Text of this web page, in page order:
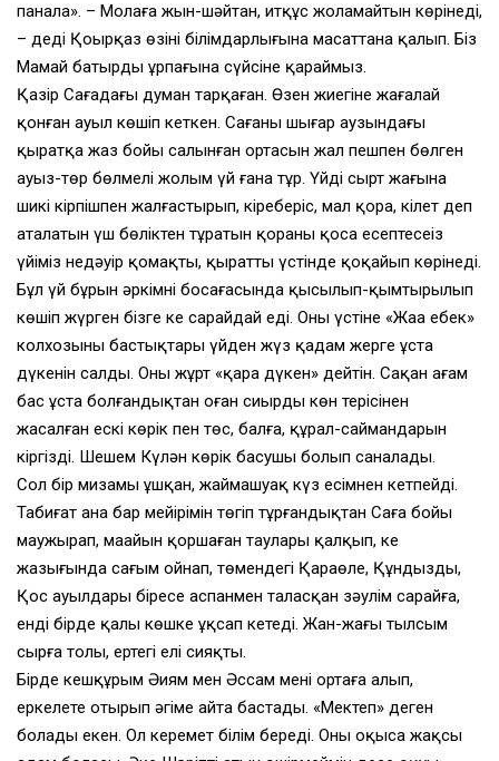
панала». – Молаға жын-шәйтан, итқұс жоламайтын көрінеді,
– деді Қоңырқаз өзінің білімдарлығына масаттана қалып. Біз
Мамай батырдың ұрпағына сүйсіне қараймыз.
Қазір Сағадағы думан тарқаған. Өзен жиегіне жағалай
қонған ауыл көшіп кеткен. Сағаның шығар аузындағы
қыратқа жаз бойы салынған ортасын жал пешпен бөлген
ауыз-төр бөлмелі жолым үй ғана тұр. Үйдің сырт жағына
шикі кірпішпен жалғастырып, кіреберіс, мал қора, кілет деп
аталатын үш бөліктен тұратын қораны қоса есептесеңіз
үйіміз недәуір қомақты, қыраттың үстінде қоқайып көрінеді.
Бұл үй бұрын әркімнің босағасында қысылып-қымтырылып
көшіп жүрген бізге кең сарайдай еді. Оның үстіне «Жаңа еңбек»
колхозының бастықтары үйден жүз қадам жерге ұста
дүкенін салды. Оны жұрт «қара дүкен» дейтін. Сақан ағам
бас ұста болғандықтан оған сиырдың көн терісінен
жасалған ескі көрік пен төс, балға, құрал-саймандарын
кіргізді. Шешем Күлән көрік басушы болып саналады.
Сол бір мизамы ұшқан, жаймашуақ күз есімнен кетпейді.
Табиғат ана бар мейірімін төгіп тұрғандықтан Саға бойы
маужырап, маңайын қоршаған таулары қалқып, кең
жазығында сағым ойнап, төмендегі Қараөлең, Құндызды,
Қос ауылдары біресе аспанмен таласқан зәулім сарайға,
енді бірде қалың көшке ұқсап кетеді. Жан-жағың тылсым
сырға толы, ертегі елі сияқты.
Бірде кешқұрым Әиям мен Әссам мені ортаға алып,
еркелете отырып әңгіме айта бастады. «Мектеп» деген
болады екен. Ол керемет білім береді. Оны оқысаң жақсы